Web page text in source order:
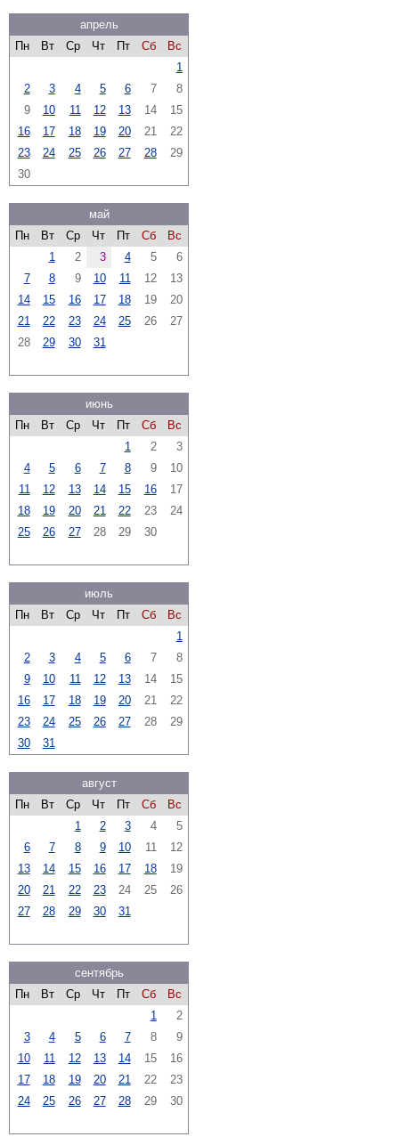
апрель
Пн
Вт Ср Чт Пт Сб
Вс
1
2
3 4 5 6 7
8
9
10 11 12 13 14
15
16
17 18 19 20 21
22
23
24 25 26 27 28
29
30
май
Пн
Вт Ср Чт Пт Сб
Вс
1
2 3 4 5
6
7
8 9 10 11 12
13
14
15 16 17 18 19
20
21
22 23 24 25 26
27
28
29 30 31
июнь
Пн
Вт Ср Чт Пт Сб
Вс
1
2
3
4
5 6 7 8 9
10
11
12 13 14 15 16
17
18
19 20 21 22 23
24
25
26 27 28 29 30
июль
Пн
Вт Ср Чт Пт Сб
Вс
1
2
3 4 5 6 7
8
9
10 11 12 13 14
15
16
17 18 19 20 21
22
23
24 25 26 27 28
29
30
31
август
Пн
Вт Ср Чт Пт Сб
Вс
1
2 3 4
5
6
7 8 9 10 11
12
13
14 15 16 17 18
19
20
21 22 23 24 25
26
27
28 29 30 31
сентябрь
Пн
Вт Ср Чт Пт Сб
Вс
1
2
3
4 5 6 7 8
9
10
11 12 13 14 15
16
17
18 19 20 21 22
23
24
25 26 27 28 29 30